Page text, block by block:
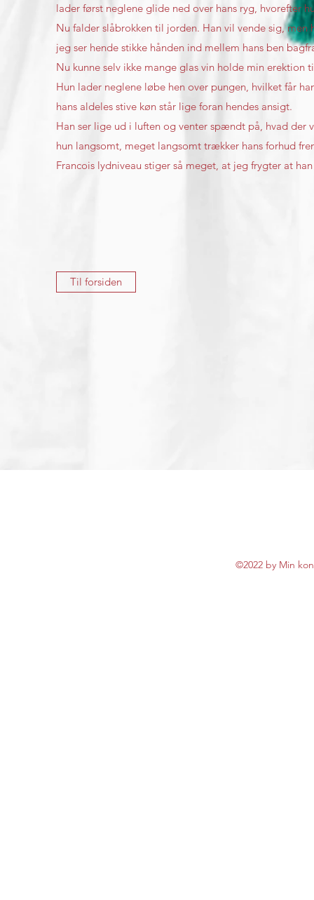
lader først neglene glide ned over hans ryg, hvorefter
Nu falder slåbrokken til jorden. Han vil vende sig,
jeg ser hende stikke hånden ind mellem hans ben
Nu kunne selv ikke mange glas vin holde min
Hun lader neglene løbe hen over pungen, hvilket får
hans aldeles stive køn står lige foran hendes ansigt.
Han ser lige ud i luften og venter spændt på, hvad der
hun langsomt, meget langsomt trækker hans forhud
Francois lydniveau stiger så meget, at jeg frygter at
Til forsiden
©2022 by Min